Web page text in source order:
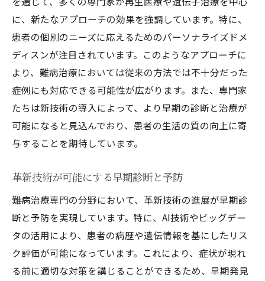
に、新たなアプローチの効果を強調しています。特に、
患者の個別のニーズに応えるためのパーソナライズドメ
ディスンが注目されています。このようなアプローチに
より、難病治療においては従来の方法では不十分だった
症例にも対応できる可能性が広がります。また、専門家
たちは新技術の導入によって、より早期の診断と治療が
可能になると見込んでおり、患者の生活の質の向上に寄
与することを期待しています。
革新技術が可能にする早期診断と予防
難病治療専門の分野において、革新技術の進展が早期診
断と予防を実現しています。特に、AI技術やビッグデー
タの活用により、患者の病歴や遺伝情報を基にしたリス
ク評価が可能になっています。これにより、症状が現れ
る前に適切な対策を講じることができるため、早期発見